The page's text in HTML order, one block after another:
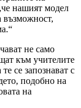
нашият модел
възможност,
не само
към учителите
се запознават с
подобно на
на